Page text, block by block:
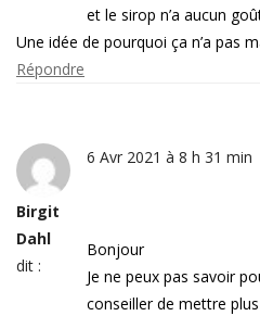
et le sirop n’a aucun
Une idée de pourquoi ça n’a pas
Répondre
Birgit
Dahl
dit :
6 Avr 2021 à 8 h 31 min
Bonjour
Je ne peux pas savoir
conseiller de mettre